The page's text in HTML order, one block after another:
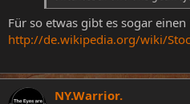
Für so etwas gibt es sogar einen
http://de.wikipedia.org/wiki/
NY.Warrior.